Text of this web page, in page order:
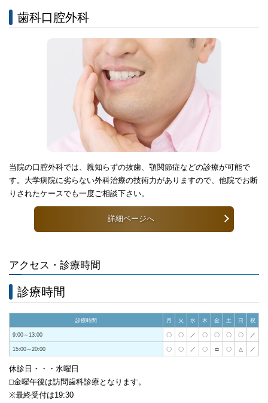
歯科口腔外科
当院の口腔外科では、親知らずの抜歯、顎関節症などの診療が可能で
す。大学病院に劣らない外科治療の技術力がありますので、他院でお断
りされたケースでも一度ご相談下さい。
詳細ページへ
アクセス・診療時間
診療時間
診療時間 月 火 水 木 金 土 日 祝
9:00～13:00 〇 〇 ／ 〇 〇 〇 〇 ／
15:00～20:00 〇 〇 ／ 〇 □ 〇 △ ／
休診日・・・水曜日
□金曜午後は訪問歯科診療となります。
※最終受付は19:30